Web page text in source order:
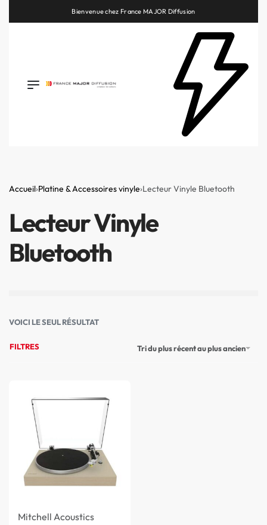
Bienvenue chez France MAJOR Diffusion
Retrouvez les plus belles marques de la HiFi, de l’intégration et du Home Cinéma
Accueil›Platine & Accessoires vinyle›Lecteur Vinyle Bluetooth
Lecteur Vinyle
Bluetooth
VOICI LE SEUL RÉSULTAT
Tri du plus récent au plus ancien
FILTRES
Mitchell Acoustics